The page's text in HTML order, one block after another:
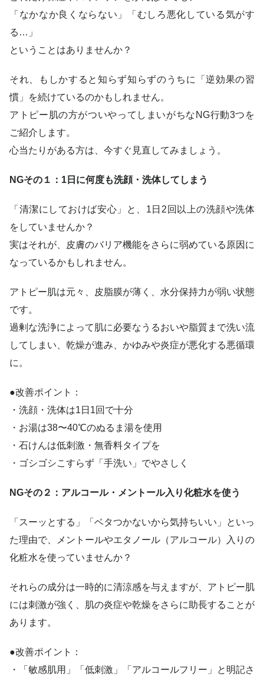
「なかなか良くならない」「むしろ悪化している気がす
る…」
ということはありませんか？
それ、もしかすると知らず知らずのうちに「逆効果の習
慣」を続けているのかもしれません。
アトピー肌の方がついやってしまいがちなNG行動3つを
ご紹介します。
心当たりがある方は、今すぐ見直してみましょう。
NGその１：1日に何度も洗顔・洗体してしまう
「清潔にしておけば安心」と、1日2回以上の洗顔や洗体
をしていませんか？
実はそれが、皮膚のバリア機能をさらに弱めている原因に
なっているかもしれません。
アトピー肌は元々、皮脂膜が薄く、水分保持力が弱い状態
です。
過剰な洗浄によって肌に必要なうるおいや脂質まで洗い流
してしまい、乾燥が進み、かゆみや炎症が悪化する悪循環
に。
●改善ポイント：
・洗顔・洗体は1日1回で十分
・お湯は38〜40℃のぬるま湯を使用
・石けんは低刺激・無香料タイプを
・ゴシゴシこすらず「手洗い」でやさしく
NGその２：アルコール・メントール入り化粧水を使う
「スーッとする」「ベタつかないから気持ちいい」といっ
た理由で、メントールやエタノール（アルコール）入りの
化粧水を使っていませんか？
それらの成分は一時的に清涼感を与えますが、アトピー肌
には刺激が強く、肌の炎症や乾燥をさらに助長することが
あります。
●改善ポイント：
・「敏感肌用」「低刺激」「アルコールフリー」と明記さ